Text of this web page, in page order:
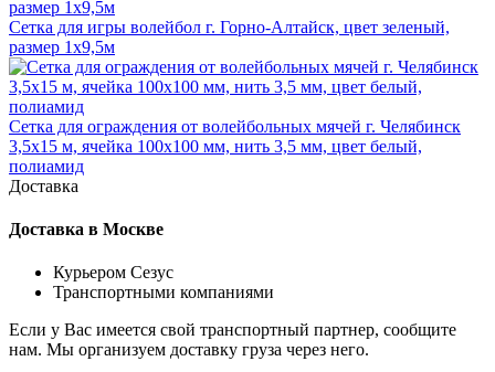
Сетка для игры волейбол г. Горно-Алтайск, цвет зеленый,
размер 1х9,5м
Сетка для ограждения от волейбольных мячей г. Челябинск
3,5х15 м, ячейка 100x100 мм, нить 3,5 мм, цвет белый,
полиамид
Доставка
Доставка в Москве
Курьером Сезус
Транспортными компаниями
Если у Вас имеется свой транспортный партнер, сообщите
нам. Мы организуем доставку груза через него.